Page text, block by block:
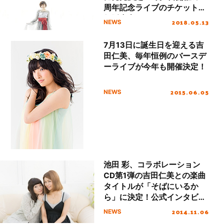
周年記念ライブのチケット先
行販売中！
NEWS 2018.05.13
7月13日に誕生日を迎える吉
田仁美、毎年恒例のバースデ
ーライブが今年も開催決定！
NEWS 2015.06.05
池田 彩、コラボレーション
CD第1弾の吉田仁美との楽曲
タイトルが「そばにいるか
ら」に決定！公式インタビュ
ーも到着！
NEWS 2014.11.06